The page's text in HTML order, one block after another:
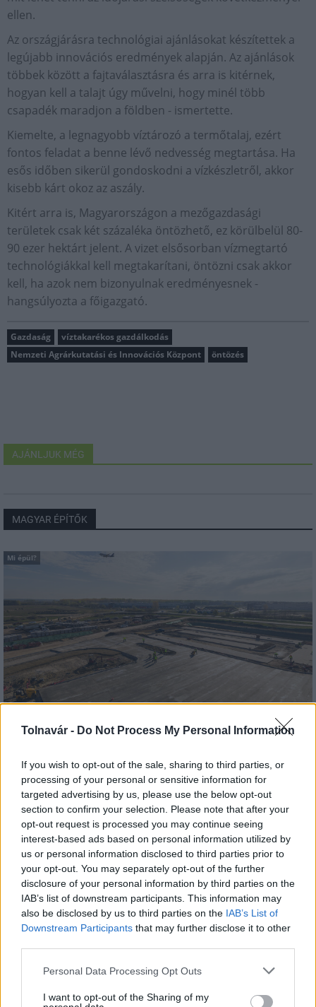
Tolnavár - Do Not Process My Personal Information
If you wish to opt-out of the sale, sharing to third parties, or
processing of your personal or sensitive information for
targeted advertising by us, please use the below opt-out
section to confirm your selection. Please note that after your
opt-out request is processed you may continue seeing
interest-based ads based on personal information utilized by
us or personal information disclosed to third parties prior to
your opt-out. You may separately opt-out of the further
disclosure of your personal information by third parties on the
IAB’s list of downstream participants. This information may
also be disclosed by us to third parties on the IAB’s List of
Downstream Participants that may further disclose it to other
Please note that this website/app uses one or more Google
not limited to your visit or usage behaviour. You may click to
Personal Data Processing Opt Outs
I want to opt-out of the Sharing of my
ellen.
Az országjárásra technológiai ajánlásokat készítettek a
legújabb innovációs eredmények alapján. Az ajánlások
többek között a fajtaválasztásra és arra is kitérnek,
hogyan kell a talajt úgy művelni, hogy minél több
csapadék maradjon a földben - ismertette.
Kiemelte, a legnagyobb víztározó a termőtalaj, ezért
fontos feladat a benne lévő nedvesség megtartása. Ha
esős időben sikerül gondoskodni a vízkészletről, akkor
kisebb kárt okoz az aszály.
Kitért arra is, Magyarországon a mezőgazdasági
területek csak két százaléka öntözhető, ez körülbelül 80-
90 ezer hektárt jelent. A vizet elsősorban vízmegtartó
technológiákkal kell megtakarítani, öntözni csak akkor
kell, ha azok nem bizonyulnak eredményesnek -
hangsúlyozta a főigazgató.
Gazdaság
víztakarékos gazdálkodás
Nemzeti Agrárkutatási és Innovációs Központ
öntözés
AJÁNLJUK MÉG
MAGYAR ÉPÍTŐK
Mi épül?
Elkészült a Liszt Ferenc repülőtér közelében lévő
logisztikai bázis út- és közműhálózatának fejlesztése
Komplex infrastruktúra-rendszert épített a Colas Alterra Zrt. a
Liszt Ferenc Nemzetközi Repülőtér közelében. A VGP Park
Budapest Aerozone területén megvalósult vízellátó, szenny- és
csapadékvíz-elvezető rendszerek, az út- és külső elektromos
hálózat kiépítés a legújabb, logisztikai csarnok kiszolgálását
szolgálja.
Látlelet a hazai víziközművekről?
Egyetlen, fél évszázados vezetéken
múlt Bicske vízellátása
Mohács a csata ötszázadik